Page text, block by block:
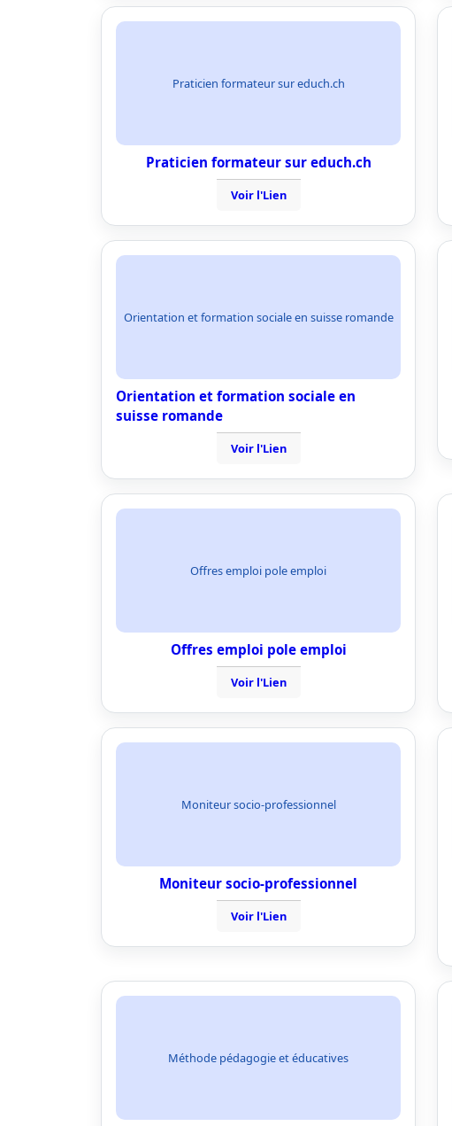
Praticien formateur sur educh.ch
Praticien formateur sur educh.ch
Voir l'Lien
Orientation et formation sociale en suisse romande
Orientation et formation sociale en
suisse romande
Voir l'Lien
Offres emploi pole emploi
Offres emploi pole emploi
Voir l'Lien
Moniteur socio-professionnel
Moniteur socio-professionnel
Voir l'Lien
Méthode pédagogie et éducatives